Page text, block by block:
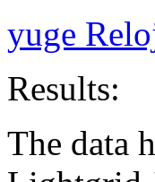
yuge
Results:
The data